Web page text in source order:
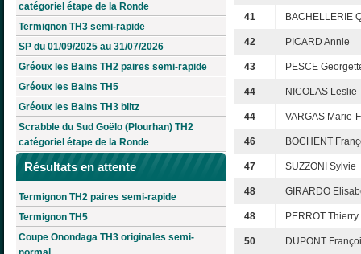
catégoriel étape de la Ronde
Termignon TH3 semi-rapide
SP du 01/09/2025 au 31/07/2026
Gréoux les Bains TH2 paires semi-rapide
Gréoux les Bains TH5
Gréoux les Bains TH3 blitz
Scrabble du Sud Goëlo (Plourhan) TH2
catégoriel étape de la Ronde
Résultats en attente
Termignon TH2 paires semi-rapide
Termignon TH5
Coupe Onondaga TH3 originales semi-
41 BACHELLERIE
42 PICARD Annie
43 PESCE
44 NICOLAS Leslie
44 VARGAS Marie-
46 BOCHENT
47 SUZZONI Sylvie
48 GIRARDO
48 PERROT Thierry
50 DUPONT